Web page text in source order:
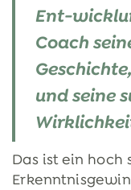
Ent-
Coach
und seine
Das ist ein hoch